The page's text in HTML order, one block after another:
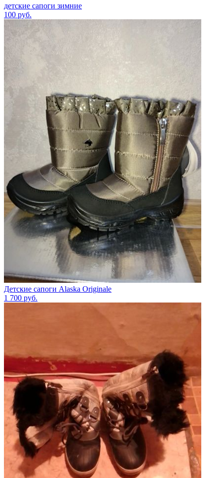
детские сапоги зимние
100 руб.
Детские сапоги Alaska Originale
1 700 руб.